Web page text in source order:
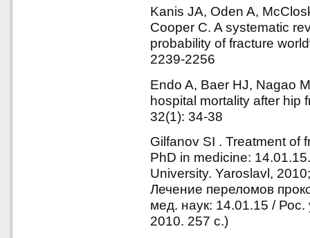
Kanis JA, Oden A,
Cooper C. A systematic
probability of fracture
2239-2256
Endo A, Baer HJ, Nagao
hospital mortality after hip
32(1): 34-38
Gilfanov SI . Treatment of
PhD in medicine:
University. Yaroslavl,
Лечение переломов
мед. наук: 14.01.15 /
2010. 257 с.)